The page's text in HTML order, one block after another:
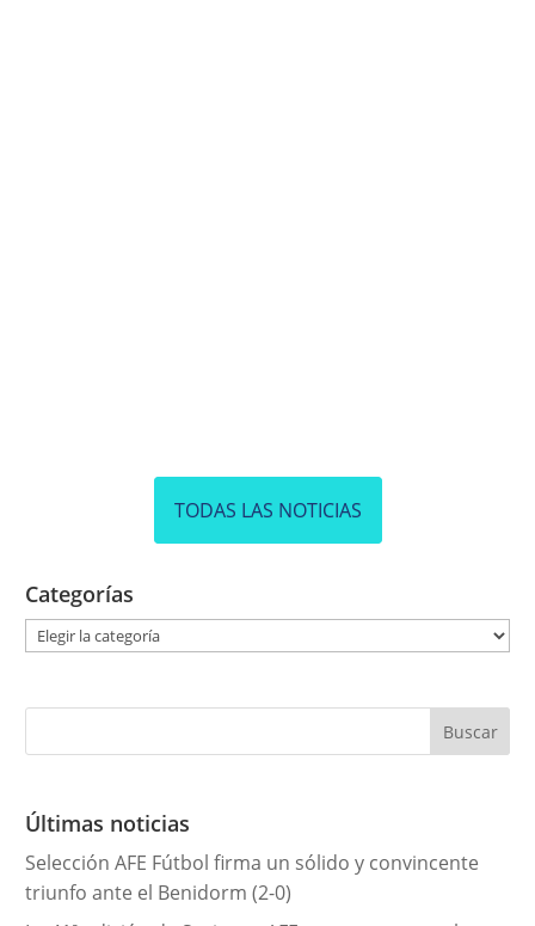
TODAS LAS NOTICIAS
Categorías
a
g
r
a
s
Últimas noticias
Selección AFE Fútbol firma un sólido y convincente
triunfo ante el Benidorm (2-0)